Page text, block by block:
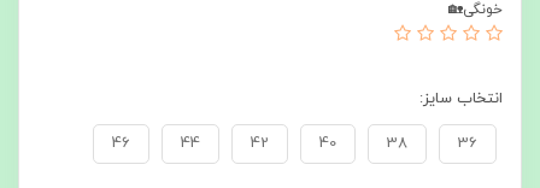
خونگی🏡
انتخاب سایز:
36
38
40
42
44
46